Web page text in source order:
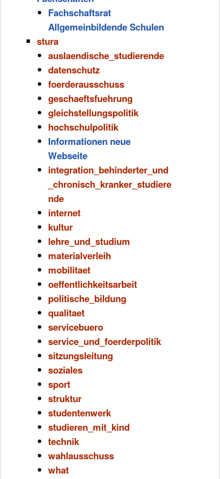
Fachschaftsrat
Allgemeinbildende Schulen
stura
auslaendische_studierende
datenschutz
foerderausschuss
geschaeftsfuehrung
gleichstellungspolitik
hochschulpolitik
Informationen neue
Webseite
integration_behinderter_und
_chronisch_kranker_studiere
nde
internet
kultur
lehre_und_studium
materialverleih
mobilitaet
oeffentlichkeitsarbeit
politische_bildung
qualitaet
servicebuero
service_und_foerderpolitik
sitzungsleitung
soziales
sport
struktur
studentenwerk
studieren_mit_kind
technik
wahlausschuss
what